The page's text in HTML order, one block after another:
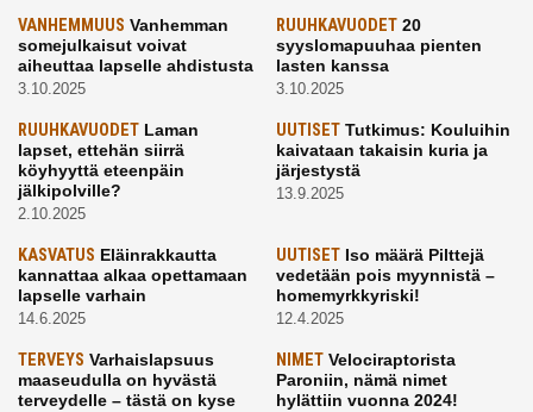
VANHEMMUUS Vanhemman
somejulkaisut voivat
aiheuttaa lapselle ahdistusta
3.10.2025
RUUHKAVUODET20
syyslomapuuhaa pienten
lasten kanssa
3.10.2025
RUUHKAVUODET Laman
lapset, ettehän siirrä
köyhyyttä eteenpäin
jälkipolville?
2.10.2025
UUTISETTutkimus: Kouluihin
kaivataan takaisin kuria ja
järjestystä
13.9.2025
KASVATUS Eläinrakkautta
kannattaa alkaa opettamaan
lapselle varhain
14.6.2025
UUTISETIso määrä Pilttejä
vedetään pois myynnistä –
homemyrkkyriski!
12.4.2025
TERVEYS Varhaislapsuus
maaseudulla on hyvästä
terveydelle – tästä on kyse
NIMETVelociraptorista
Paroniin, nämä nimet
hylättiin vuonna 2024!